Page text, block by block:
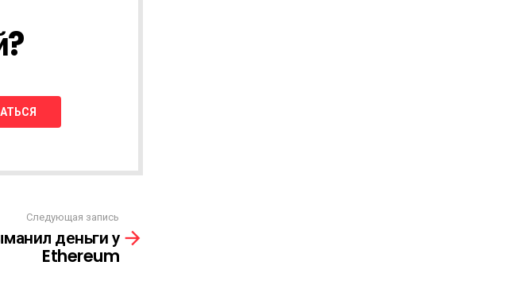
Следующая запись
деньги у
Ethereum